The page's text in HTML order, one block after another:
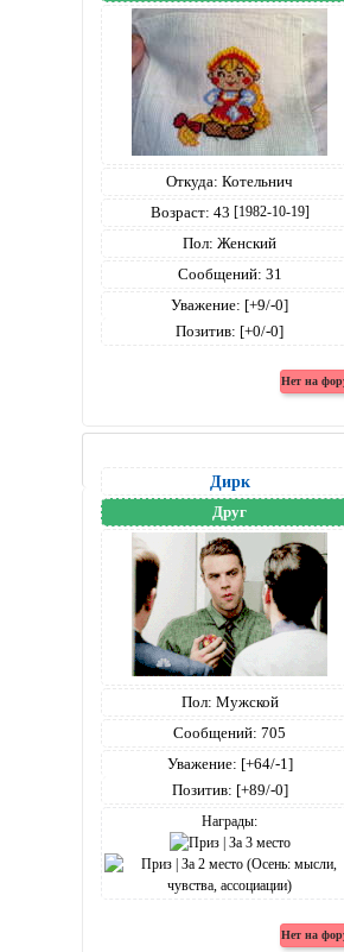
Откуда: Котельнич
Возраст: 43 [1982-10-19]
Пол: Женский
Сообщений: 31
Уважение: [+9/-0]
Позитив: [+0/-0]
Дирк
Друг
Пол: Мужской
Сообщений: 705
Уважение: [+64/-1]
Позитив: [+89/-0]
Награды: